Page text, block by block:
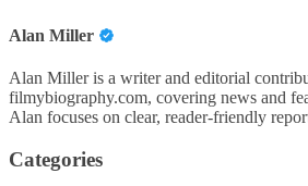
Alan Miller
Alan Miller is a writer and editorial
filmybiography.com, covering news and
Alan focuses on clear, reader-friendly
Categories